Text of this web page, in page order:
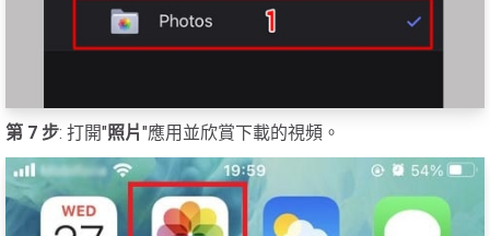
第 7 步: 打開"照片"應用並欣賞下載的視頻。